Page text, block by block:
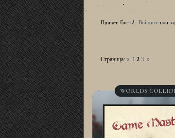
Привет, Гость! Войдите или
Страница: « 1 2 3 »
WORLDS